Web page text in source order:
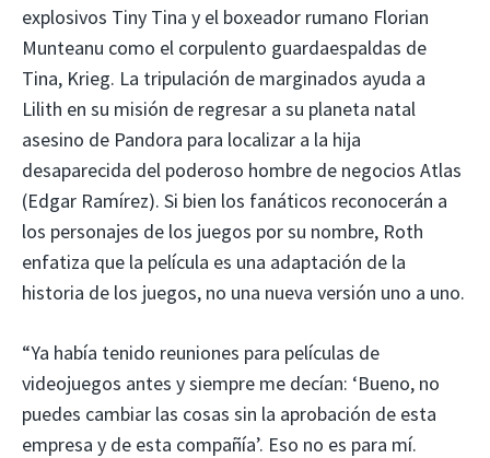
explosivos Tiny Tina y el boxeador rumano Florian
Munteanu como el corpulento guardaespaldas de
Tina, Krieg. La tripulación de marginados ayuda a
Lilith en su misión de regresar a su planeta natal
asesino de Pandora para localizar a la hija
desaparecida del poderoso hombre de negocios Atlas
(Edgar Ramírez). Si bien los fanáticos reconocerán a
los personajes de los juegos por su nombre, Roth
enfatiza que la película es una adaptación de la
historia de los juegos, no una nueva versión uno a uno.
“Ya había tenido reuniones para películas de
videojuegos antes y siempre me decían: ‘Bueno, no
puedes cambiar las cosas sin la aprobación de esta
empresa y de esta compañía’. Eso no es para mí.